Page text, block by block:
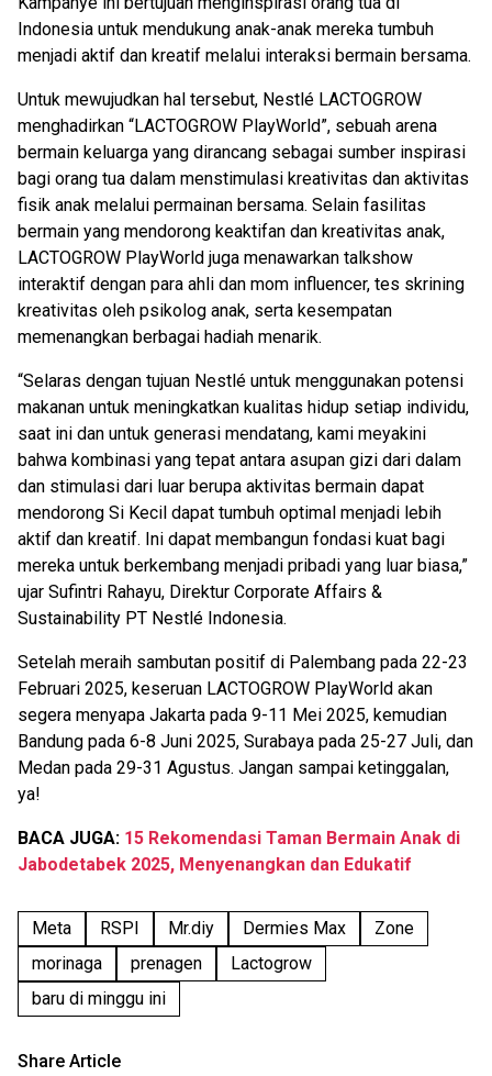
Indonesia untuk mendukung anak-anak mereka tumbuh
menjadi aktif dan kreatif melalui interaksi bermain bersama.
Untuk mewujudkan hal tersebut, Nestlé LACTOGROW
menghadirkan “LACTOGROW PlayWorld”, sebuah arena
bermain keluarga yang dirancang sebagai sumber inspirasi
bagi orang tua dalam menstimulasi kreativitas dan aktivitas
fisik anak melalui permainan bersama. Selain fasilitas
bermain yang mendorong keaktifan dan kreativitas anak,
LACTOGROW PlayWorld juga menawarkan talkshow
interaktif dengan para ahli dan mom influencer, tes skrining
kreativitas oleh psikolog anak, serta kesempatan
memenangkan berbagai hadiah menarik.
“Selaras dengan tujuan Nestlé untuk menggunakan potensi
makanan untuk meningkatkan kualitas hidup setiap individu,
saat ini dan untuk generasi mendatang, kami meyakini
bahwa kombinasi yang tepat antara asupan gizi dari dalam
dan stimulasi dari luar berupa aktivitas bermain dapat
mendorong Si Kecil dapat tumbuh optimal menjadi lebih
aktif dan kreatif. Ini dapat membangun fondasi kuat bagi
mereka untuk berkembang menjadi pribadi yang luar biasa,”
ujar Sufintri Rahayu, Direktur Corporate Affairs &
Sustainability PT Nestlé Indonesia.
Setelah meraih sambutan positif di Palembang pada 22-23
Februari 2025, keseruan LACTOGROW PlayWorld akan
segera menyapa Jakarta pada 9-11 Mei 2025, kemudian
Bandung pada 6-8 Juni 2025, Surabaya pada 25-27 Juli, dan
Medan pada 29-31 Agustus. Jangan sampai ketinggalan,
ya!
BACA JUGA: 15 Rekomendasi Taman Bermain Anak di
Jabodetabek 2025, Menyenangkan dan Edukatif
Meta RSPI Mr.diy Dermies Max
Zone
morinaga
prenagen
Lactogrow
baru di minggu ini
Share Article